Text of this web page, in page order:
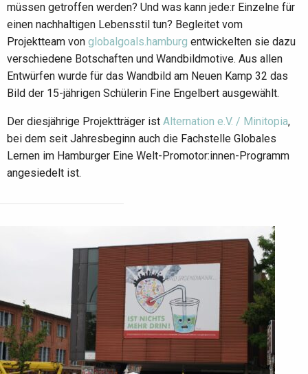
müssen getroffen werden? Und was kann jede:r Einzelne für
einen nachhaltigen Lebensstil tun? Begleitet vom
Projektteam von globalgoals.hamburg entwickelten sie dazu
verschiedene Botschaften und Wandbildmotive. Aus allen
Entwürfen wurde für das Wandbild am Neuen Kamp 32 das
Bild der 15-jährigen Schülerin Fine Engelbert ausgewählt.
Der diesjährige Projektträger ist Alternation e.V. / Minitopia,
bei dem seit Jahresbeginn auch die Fachstelle Globales
Lernen im Hamburger Eine Welt-Promotor:innen-Programm
angesiedelt ist.